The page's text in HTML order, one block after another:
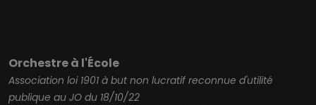
Orchestre à l'École
Association loi 1901 à but non lucratif reconnue d'utilité
publique au JO du 18/10/22